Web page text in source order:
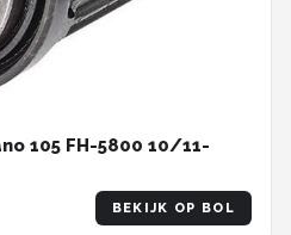
105 FH-5800 10/11-
BEKIJK OP BOL